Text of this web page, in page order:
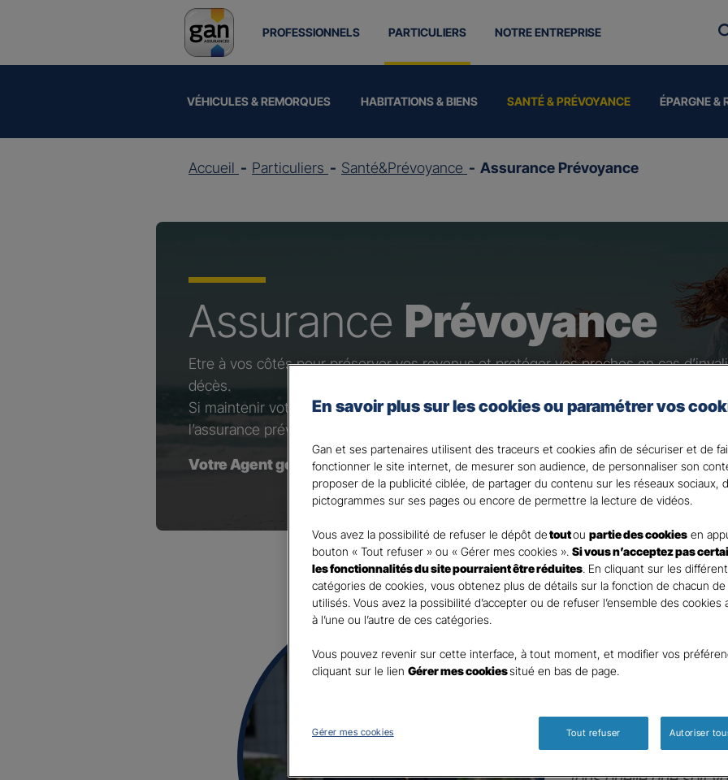
PROFESSIONNELS PARTICULIERS
VÉHICULES & REMORQUES HABITATIONS & BIENS SANTÉ & PRÉVOYANCE ÉPARGNE &
NOTRE ENTREPRISE
Accueil Particuliers Santé&Prévoyance Assurance Prévoyance
Assurance Prévoyance
Etre à vos côtés pour préserver vos revenus et protéger vos proches en cas
décès.
Si maintenir votre niveau de vie et celui de vos proches en cas de coup dur fait
l’assurance prévoyance est la solution.
Votre Agent général est à votre disposition pour répondre à toutes vos
Parole
d’expert !
Notre contrat
En savoir plus sur les cookies ou paramétrer vos
Gan et ses partenaires utilisent des traceurs et cookies afin de sécuriser et de
fonctionner le site internet, de mesurer son audience, de personnaliser son
proposer de la publicité ciblée, de partager du contenu sur les réseaux sociaux,
pictogrammes sur ses pages ou encore de permettre la lecture de vidéos.
Vous avez la possibilité de refuser le dépôt detoutou partie des cookies en
bouton « Tout refuser » ou « Gérer mes cookies ». Si vous n’acceptez pas
les fonctionnalités du site pourraient être réduites. En cliquant sur les
catégories de cookies, vous obtenez plus de détails sur la fonction de chacun
utilisés. Vous avez la possibilité d’accepter ou de refuser l’ensemble des cookies
à l’une ou l’autre de ces catégories.
Vous pouvez revenir sur cette interface, à tout moment, et modifier vos
cliquant sur le lien Gérer mes cookiessitué en bas de page.
Gérer mes cookies Tout refuser Autoriser